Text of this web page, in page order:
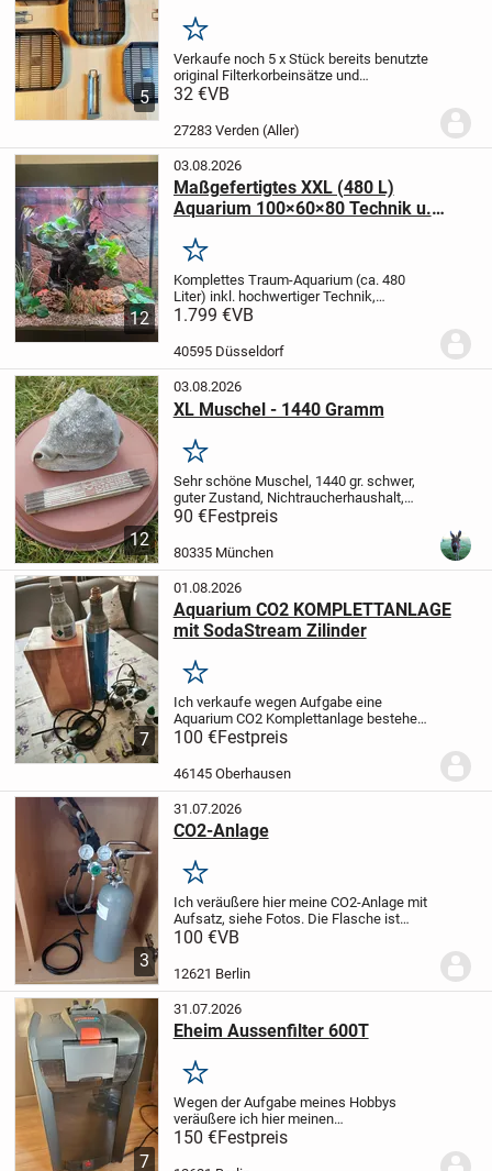
5
Merken
Verkaufe noch 5 x Stück bereits benutzte
original Filterkorbeinsätze und
Verschlussclips Außenfilter JBL e1901
abgebildet. Stammen aus einem
32 €VB
27283 Verden (Aller)
12
03.08.2026
Maßgefertigtes XXL (480 L)
Aquarium 100×60×80 Technik u.
Merken
Komplettes Traum-Aquarium (ca. 480
Liter) inkl. hochwertiger Technik,
Einrichtung & Besatz.
maßgefertigtes Top-Aquarium (EFS
1.799 €VB
40595 Düsseldorf
12
03.08.2026
XL Muschel - 1440 Gramm
Merken
Sehr schöne Muschel, 1440 gr. schwer,
guter Zustand, Nichtraucherhaushalt,
Besichtigung erwünscht, Verkaufspreis
90 € - Versand möglich (wird gut
verpackt) 6 € - Bezahlung: Bar, Paypal
Befindet...
90 €Festpreis
80335 München
7
01.08.2026
Aquarium CO2 KOMPLETTANLAGE
mit SodaStream Zilinder
Merken
Ich verkaufe wegen Aufgabe eine
Aquarium CO2 Komplettanlage bestehend
aus : Flaschenhalter aus Holz
SodaStream Zilinder Leer
mit 2 Manometer, Nachtabschaltung,
Blasenzähler....
100 €Festpreis
46145 Oberhausen
3
31.07.2026
CO2-Anlage
Merken
Ich veräußere hier meine CO2-Anlage mit
Aufsatz, siehe Fotos. Die Flasche ist
nagelneu, braucht erstmal lange Zeit kein
Garantie, keine Haftung.
100 €VB
12621 Berlin
7
31.07.2026
Eheim Aussenfilter 600T
Merken
Wegen der Aufgabe meines Hobbys
veräußere ich hier meinen
leistungsstarken Aquarium-Außenfilter. Er
ist fehlerfrei, ist ausgestattet mit einer
150 €Festpreis